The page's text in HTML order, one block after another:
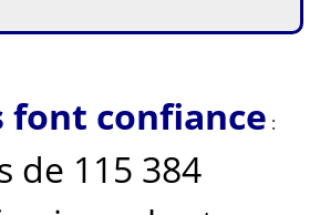
font confiance :
de 115 384